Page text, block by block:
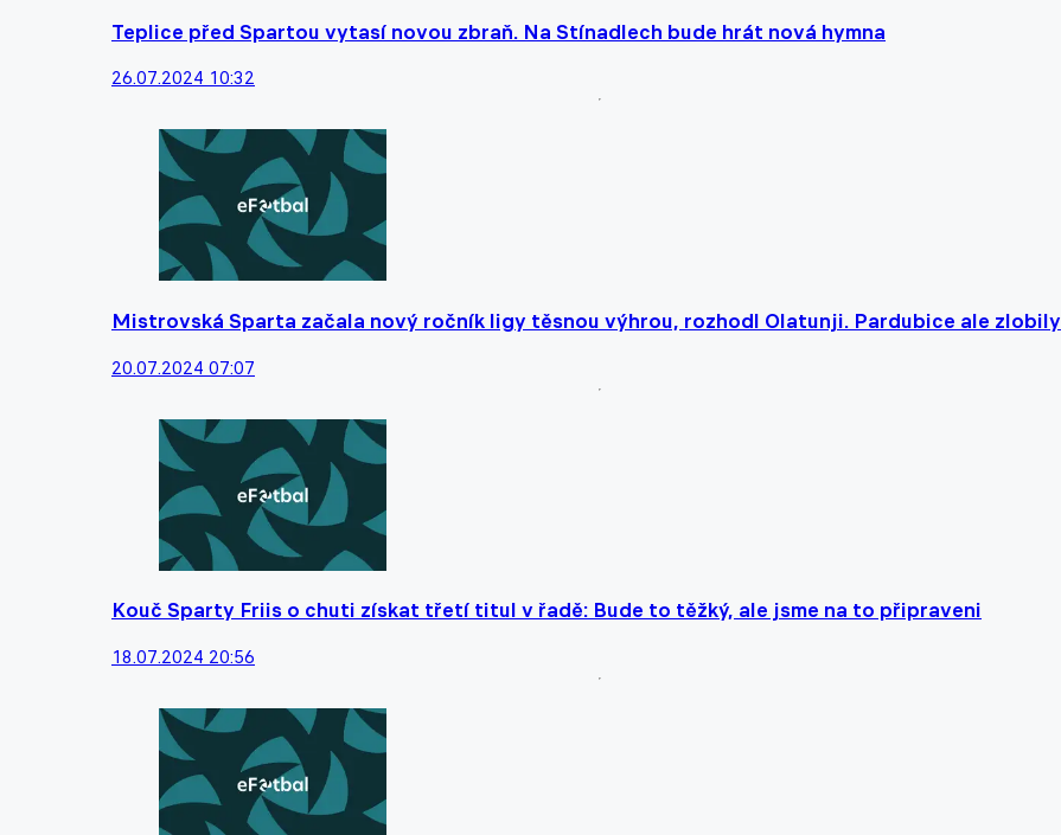
Teplice před Spartou vytasí novou zbraň. Na Stínadlech bude hrát nová hymna
26.07.2024 10:32
Mistrovská Sparta začala nový ročník ligy těsnou výhrou, rozhodl Olatunji. Pardubice ale zlobily
20.07.2024 07:07
Kouč Sparty Friis o chuti získat třetí titul v řadě: Bude to těžký, ale jsme na to připraveni
18.07.2024 20:56